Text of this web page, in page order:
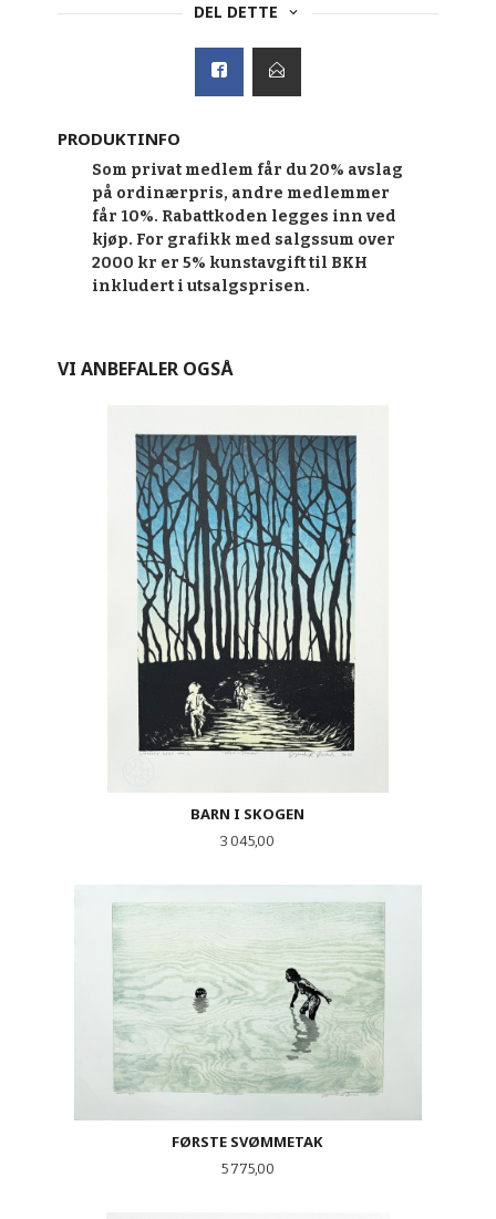
DEL DETTE
PRODUKTINFO
Som privat medlem får du 20% avslag
på ordinærpris, andre medlemmer
får 10%. Rabattkoden legges inn ved
kjøp. For grafikk med salgssum over
2000 kr er 5% kunstavgift til BKH
inkludert i utsalgsprisen.
VI ANBEFALER OGSÅ
BARN I SKOGEN
Pris
3 045,00
FØRSTE SVØMMETAK
Pris
5 775,00